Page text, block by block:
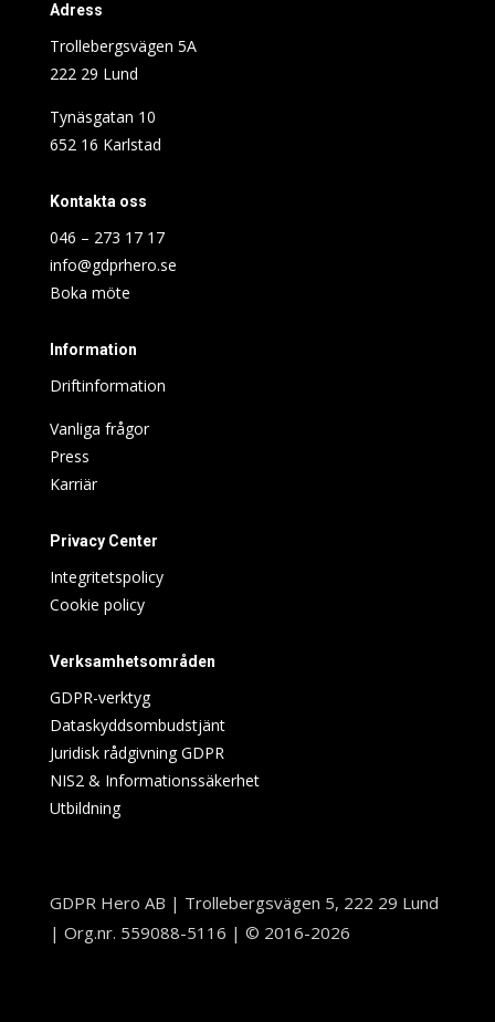
Adress
Trollebergsvägen 5A
222 29 Lund
Tynäsgatan 10
652 16 Karlstad
Kontakta oss
046 – 273 17 17
info@gdprhero.se
Boka möte
Information
Driftinformation
Vanliga frågor
Press
Karriär
Privacy Center
Integritetspolicy
Cookie policy
Verksamhetsområden
GDPR-verktyg
Dataskyddsombudstjänt
Juridisk rådgivning GDPR
NIS2 & Informationssäkerhet
Utbildning
GDPR Hero AB | Trollebergsvägen 5, 222 29 Lund
| Org.nr. 559088-5116 | © 2016-2026